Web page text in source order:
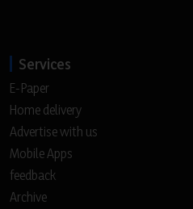
Services
E-Paper
Home delivery
Advertise with us
Mobile Apps
feedback
Archive